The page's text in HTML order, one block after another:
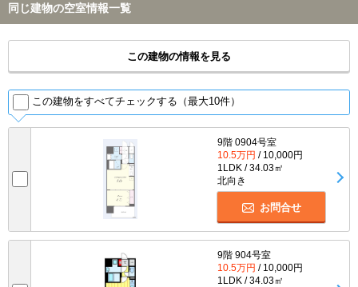
同じ建物の空室情報一覧
この建物の情報を見る
この建物をすべてチェックする（最大10件）
9階 0904号室
10.5万円 / 10,000円
1LDK / 34.03㎡
北向き
お問合せ
9階 904号室
10.5万円 / 10,000円
1LDK / 34.03㎡